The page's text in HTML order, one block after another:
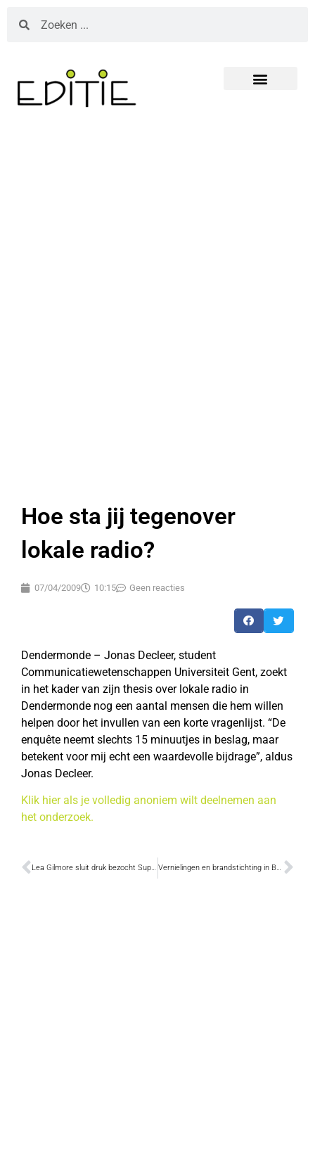
Hoe sta jij tegenover
lokale radio?
07/04/2009 10:15 Geen reacties
Dendermonde – Jonas Decleer, student
Communicatiewetenschappen Universiteit Gent, zoekt
in het kader van zijn thesis over lokale radio in
Dendermonde nog een aantal mensen die hem willen
helpen door het invullen van een korte vragenlijst. “De
enquête neemt slechts 15 minuutjes in beslag, maar
betekent voor mij echt een waardevolle bijdrage”, aldus
Jonas Decleer.
Klik hier als je volledig anoniem wilt deelnemen aan
het onderzoek.
Lea Gilmore sluit druk bezocht SuperVlieg weekend af Vernielingen en brandstichting in Baasroodse scheepswerven